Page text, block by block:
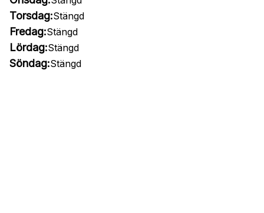
Torsdag:Stängd
Fredag:Stängd
Lördag:Stängd
Söndag:Stängd